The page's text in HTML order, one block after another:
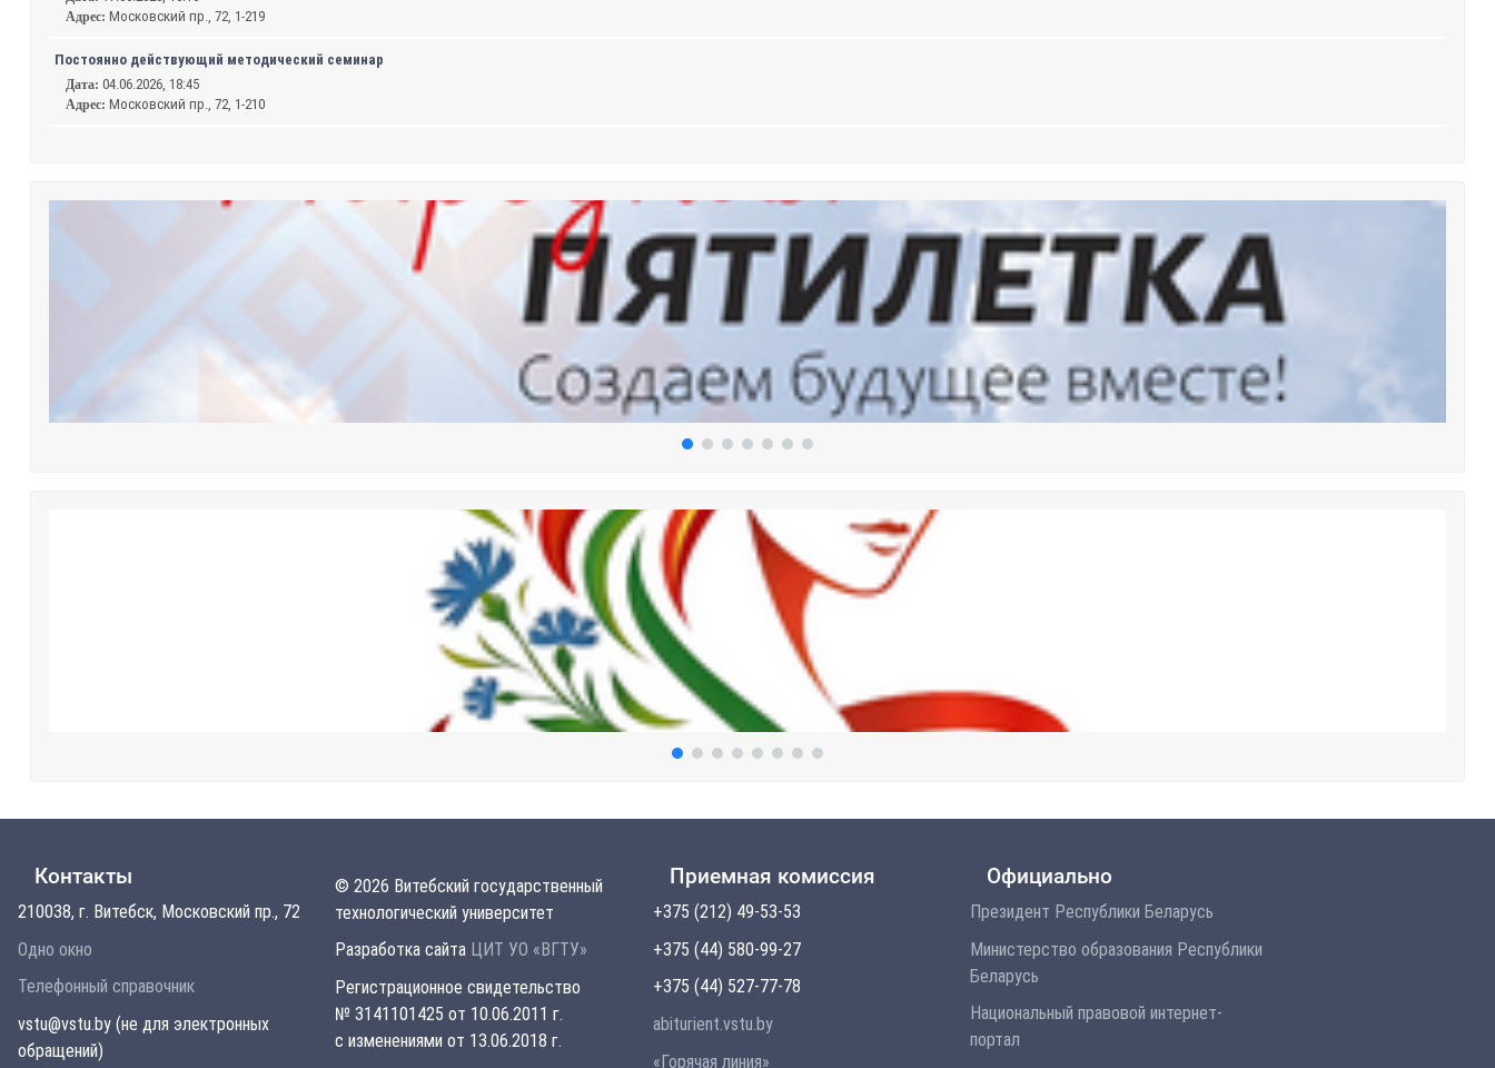
Адрес: Московский пр., 72, 1-219
Постоянно действующий методический семинар
Дата:04.06.2026, 18:45
Адрес: Московский пр., 72, 1-210
Контакты
210038, г. Витебск, Московский пр., 72
Одно окно
Телефонный справочник
vstu@vstu.by (не для электронных
обращений)
© 2026 Витебский государственный
технологический университет
Разработка сайта ЦИТ УО «ВГТУ»
Регистрационное свидетельство
№ 3141101425 от 10.06.2011 г.
с изменениями от 13.06.2018 г.
Приемная комиссия
+375 (212) 49-53-53
+375 (44) 580-99-27
+375 (44) 527-77-78
abiturient.vstu.by
«Горячая линия»
Официально
Президент Республики Беларусь
Министерство образования Республики
Беларусь
Национальный правовой интернет-
портал